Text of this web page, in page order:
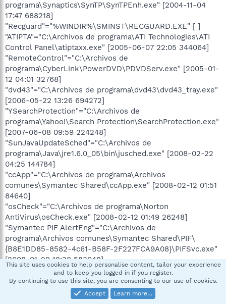
programa\Synaptics\SynTP\SynTPEnh.exe" [2004-11-04
17:47 688218]
"Recguard"="%WINDIR%\SMINST\RECGUARD.EXE" [ ]
"ATIPTA"="C:\Archivos de programa\ATI Technologies\ATI
Control Panel\atiptaxx.exe" [2005-06-07 22:05 344064]
"RemoteControl"="C:\Archivos de
programa\CyberLink\PowerDVD\PDVDServ.exe" [2005-01-
12 04:01 32768]
"dvd43"="C:\Archivos de programa\dvd43\dvd43_tray.exe"
[2006-05-22 13:26 694272]
"YSearchProtection"="C:\Archivos de
programa\Yahoo!\Search Protection\SearchProtection.exe"
[2007-06-08 09:59 224248]
"SunJavaUpdateSched"="C:\Archivos de
programa\Java\jre1.6.0_05\bin\jusched.exe" [2008-02-22
04:25 144784]
"ccApp"="C:\Archivos de programa\Archivos
comunes\Symantec Shared\ccApp.exe" [2008-02-12 01:51
84640]
"osCheck"="C:\Archivos de programa\Norton
AntiVirus\osCheck.exe" [2008-02-12 01:49 26248]
"Symantec PIF AlertEng"="C:\Archivos de
programa\Archivos comunes\Symantec Shared\PIF\
{B8E1DD85-8582-4c61-B58F-2F227FCA9A08}\PIFSvc.exe"
[2008-01-29 18:38 583048]
"QuickTime Task"="C:\Archivos de
programa\QuickTime\qttask.exe" [2008-03-29 00:37
"iTunesHelper"="C:\Archivos de
This site uses cookies to help personalise content, tailor your experience
and to keep you logged in if you register.
By continuing to use this site, you are consenting to our use of cookies.
Accept
Learn more…